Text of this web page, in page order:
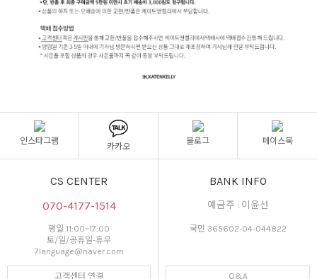
인스타그램
카카오
블로그 페이스북
CS CENTER
070-4177-1514
평일 11:00~17:00
토/일/공휴일-휴무
7language@naver.com
고객센터 연결
BANK INFO
예금주 : 이윤선
국민 365602-04-044822
Q&A